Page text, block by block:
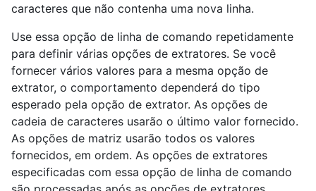
caracteres que não contenha uma nova linha.
Use essa opção de linha de comando repetidamente
para definir várias opções de extratores. Se você
fornecer vários valores para a mesma opção de
extrator, o comportamento dependerá do tipo
esperado pela opção de extrator. As opções de
cadeia de caracteres usarão o último valor fornecido.
As opções de matriz usarão todos os valores
fornecidos, em ordem. As opções de extratores
especificadas com essa opção de linha de comando